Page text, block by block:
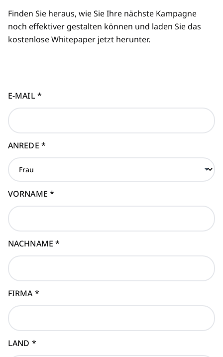
Finden Sie heraus, wie Sie Ihre nächste Kampagne
noch effektiver gestalten können und laden Sie das
kostenlose Whitepaper jetzt herunter.
E-MAIL*
ANREDE *
VORNAME *
NACHNAME*
FIRMA*
LAND *